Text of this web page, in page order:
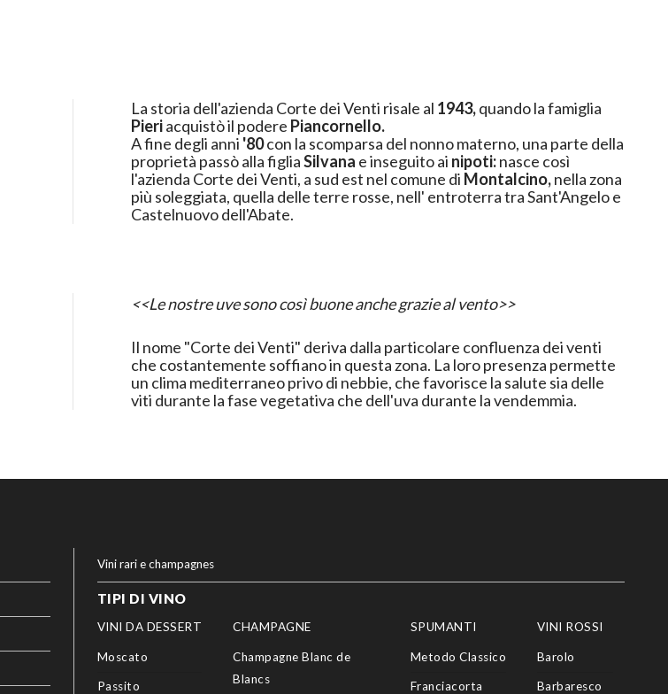
La storia dell'azienda Corte dei Venti risale al 1943,quando la famiglia
Pieriacquistò il podere Piancornello.
A fine degli anni '80con la scomparsa del nonno materno, una parte della
proprietà passò alla figliaSilvana e inseguito ai nipoti:nasce così
l'azienda Corte dei Venti, a sud est nel comune di Montalcino,nella zona
più soleggiata, quella delle terre rosse, nell' entroterra tra Sant'Angelo e
Castelnuovo dell'Abate.
<<Le nostre uve sono così buone anche grazie al vento>>
Il nome "Corte dei Venti" deriva dalla particolare confluenza dei venti
che costantemente soffiano in questa zona. La loro presenza permette
un clima mediterraneo privo di nebbie, che favorisce la salute sia delle
viti durante la fase vegetativa che dell'uva durante la vendemmia.
Vini rari e champagnes
TIPI DI VINO
VINI DA DESSERT
Moscato
Passito
CHAMPAGNE
Champagne Blanc de
Blancs
SPUMANTI
Metodo Classico
Franciacorta
VINI ROSSI
Barolo
Barbaresco